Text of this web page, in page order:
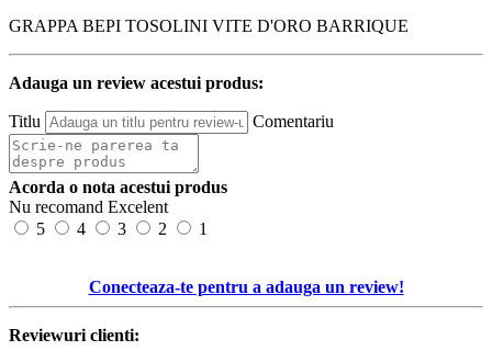
GRAPPA BEPI TOSOLINI VITE D'ORO BARRIQUE
Adauga un review acestui produs:
Titlu Comentariu
Acorda o nota acestui produs
Nu recomand Excelent
5
4 3 2 1
Conecteaza-te pentru a adauga un review!
Reviewuri clienti: